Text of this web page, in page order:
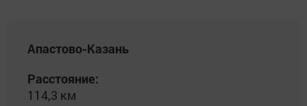
Апастово-Казань
Расстояние:
114,3 км